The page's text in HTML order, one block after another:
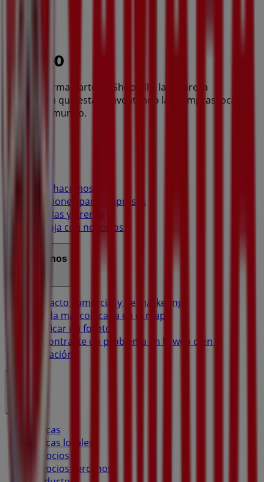
Tiendeo forma parte de Shopfully, la empresa
tecnológica que está reinventando las compras locales
en todo el mundo.
¿Qué hacemos?
Soluciones para empresas
Noticias y prensa
Trabaja con nosotros
Contáctanos
Contacto comercial y de marketing
Tienda mal colocada en el mapa
Notificar un folleto
¿Encontraste un problema en la web o en la
aplicación?
Marcas
Marcas locales
Negocios
Negocios cercanos